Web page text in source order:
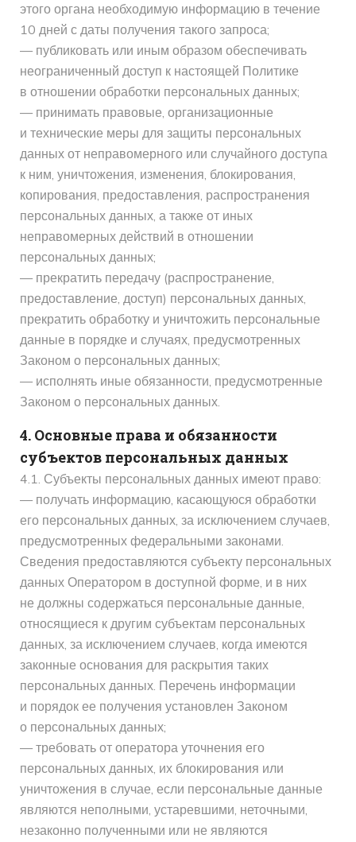
этого органа необходимую информацию в течение
10 дней с даты получения такого запроса;
— публиковать или иным образом обеспечивать
неограниченный доступ к настоящей Политике
в отношении обработки персональных данных;
— принимать правовые, организационные
и технические меры для защиты персональных
данных от неправомерного или случайного доступа
к ним, уничтожения, изменения, блокирования,
копирования, предоставления, распространения
персональных данных, а также от иных
неправомерных действий в отношении
персональных данных;
— прекратить передачу (распространение,
предоставление, доступ) персональных данных,
прекратить обработку и уничтожить персональные
данные в порядке и случаях, предусмотренных
Законом о персональных данных;
— исполнять иные обязанности, предусмотренные
Законом о персональных данных.
4. Основные права и обязанности
субъектов персональных данных
4.1. Субъекты персональных данных имеют право:
— получать информацию, касающуюся обработки
его персональных данных, за исключением случаев,
предусмотренных федеральными законами.
Сведения предоставляются субъекту персональных
данных Оператором в доступной форме, и в них
не должны содержаться персональные данные,
относящиеся к другим субъектам персональных
данных, за исключением случаев, когда имеются
законные основания для раскрытия таких
персональных данных. Перечень информации
и порядок ее получения установлен Законом
о персональных данных;
— требовать от оператора уточнения его
персональных данных, их блокирования или
уничтожения в случае, если персональные данные
являются неполными, устаревшими, неточными,
незаконно полученными или не являются